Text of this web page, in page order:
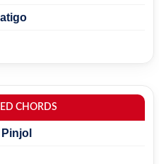
CHORDS